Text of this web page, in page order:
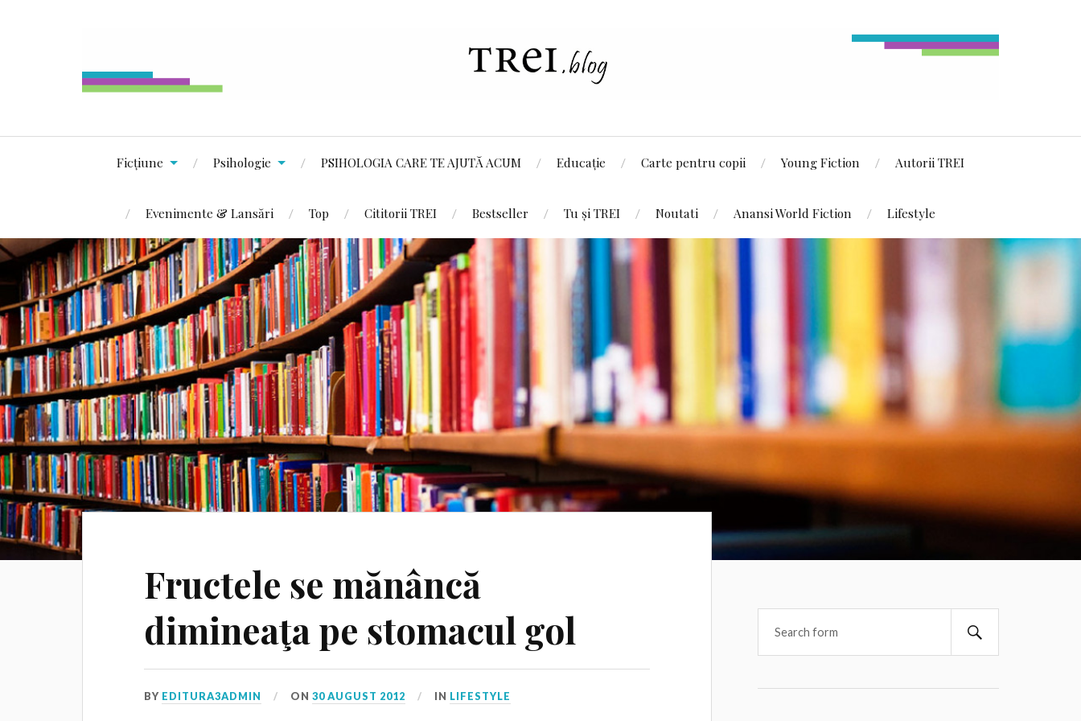
Ficțiune Psihologie PSIHOLOGIA CARE TE AJUTĂ ACUM Educație Carte pentru copii Young Fiction Autorii TREI
Evenimente & Lansări Top Cititorii TREI Bestseller Tu și TREI Noutati Anansi World Fiction Lifestyle
Fructele se mănâncă
dimineaţa pe stomacul gol
BY EDITURA3ADMIN ON30 AUGUST 2012 IN LIFESTYLE